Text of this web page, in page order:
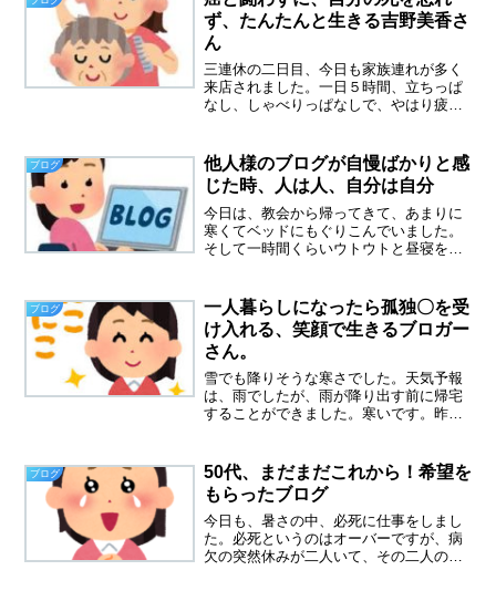
本を出版され...
ず、たんたんと生きる吉野美香さ
ん
三連休の二日目、今日も家族連れが多く
来店されました。一日５時間、立ちっぱ
なし、しゃべりっぱなしで、やはり疲れ
いることも、実感しています。７５歳ま
で働くなんて、無理だろう...
ブログ
他人様のブログが自慢ばかりと感
じた時、人は人、自分は自分
今日は、教会から帰ってきて、あまりに
寒くてベッドにもぐりこんでいました。
そして一時間くらいウトウトと昼寝をし
していなくて、疲れていないはずなの
に、こんなに眠れるのはなぜ...
ブログ
一人暮らしになったら孤独〇を受
け入れる、笑顔で生きるブロガー
さん。
雪でも降りそうな寒さでした。天気予報
は、雨でしたが、雨が降り出す前に帰宅
することができました。寒いです。昨
房をつけたら、加湿器をつけないと、や
はりだめみたいです。下駄箱...
ブログ
50代、まだまだこれから！希望を
もらったブログ
今日も、暑さの中、必死に仕事をしまし
た。必死というのはオーバーですが、病
欠の突然休みが二人いて、その二人の分